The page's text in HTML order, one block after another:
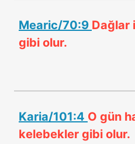
Mearic/70:9 Dağlar
gibi olur.
Karia/101:4 O gün
kelebekler gibi olur.